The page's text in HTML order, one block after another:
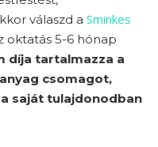
válaszd a Sminkes
oktatás 5-6 hónap
díja tartalmazza a
csomagot,
saját tulajdonodban